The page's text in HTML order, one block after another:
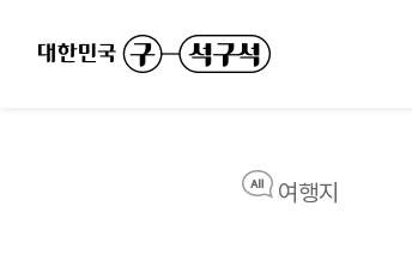
여행지